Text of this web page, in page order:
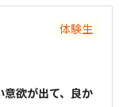
体験生
欲が出て、良か